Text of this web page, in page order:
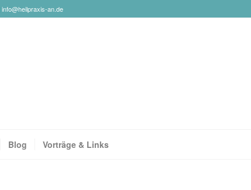
info@heilpraxis-an.de
Blog Vorträge & Links